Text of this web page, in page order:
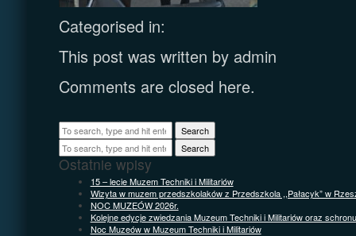
Categorised in:
This post was written by admin
Comments are closed here.
Search
Search
Ostatnie wpisy
15 – lecie Muzem Techniki i Militariów
Wizyta w muzem przedszkolaków z Przedszkola ,,Pałacyk” w
NOC MUZEÓW 2026r.
Kolejne edycje zwiedzania Muzeum Techniki i Militariów oraz
Noc Muzeów w Muzeum Techniki i Militariów